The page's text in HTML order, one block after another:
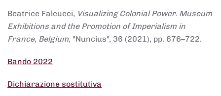
Beatrice Falcucci, Visualizing Colonial Power. Museum
Exhibitions and the Promotion of Imperialism in
France, Belgium, "Nuncius", 36 (2021), pp. 676–722.
Bando 2022
Dichiarazione sostitutiva